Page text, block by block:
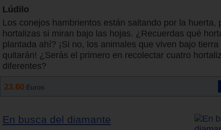
Lúdilo
Los conejos hambrientos están saltando por la huerta,
hortalizas si miran bajo las hojas. ¿Recuerdas qué
plantada ahí? ¡Si no, los animales que viven bajo tierra
quitarán! ¿Serás el primero en recolectar cuatro
diferentes?
23.60 Euros
En busca del diamante